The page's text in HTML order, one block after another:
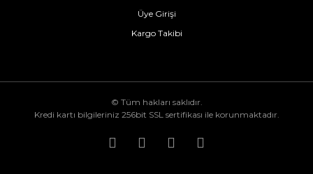
Üye Girişi
Kargo Takibi
© Tüm hakları saklıdır.
Kredi kartı bilgileriniz 256bit SSL sertifikası ile korunmaktadır.